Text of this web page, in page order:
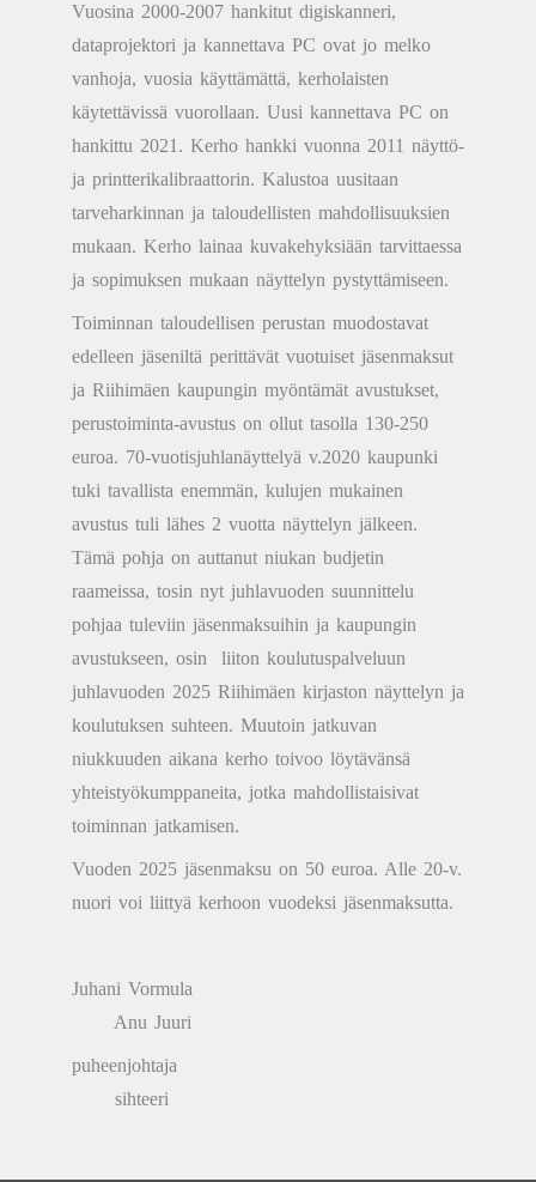
Vuosina 2000-2007 hankitut digiskanneri,
dataprojektori ja kannettava PC ovat jo melko
vanhoja, vuosia käyttämättä, kerholaisten
käytettävissä vuorollaan. Uusi kannettava PC on
hankittu 2021. Kerho hankki vuonna 2011 näyttö-
ja printterikalibraattorin. Kalustoa uusitaan
tarveharkinnan ja taloudellisten mahdollisuuksien
mukaan. Kerho lainaa kuvakehyksiään tarvittaessa
ja sopimuksen mukaan näyttelyn pystyttämiseen.
Toiminnan taloudellisen perustan muodostavat
edelleen jäseniltä perittävät vuotuiset jäsenmaksut
ja Riihimäen kaupungin myöntämät avustukset,
perustoiminta-avustus on ollut tasolla 130-250
euroa. 70-vuotisjuhlanäyttelyä v.2020 kaupunki
tuki tavallista enemmän, kulujen mukainen
avustus tuli lähes 2 vuotta näyttelyn jälkeen.
Tämä pohja on auttanut niukan budjetin
raameissa, tosin nyt juhlavuoden suunnittelu
pohjaa tuleviin jäsenmaksuihin ja kaupungin
avustukseen, osin liiton koulutuspalveluun
juhlavuoden 2025 Riihimäen kirjaston näyttelyn ja
koulutuksen suhteen. Muutoin jatkuvan
niukkuuden aikana kerho toivoo löytävänsä
yhteistyökumppaneita, jotka mahdollistaisivat
toiminnan jatkamisen.
Vuoden 2025 jäsenmaksu on 50 euroa. Alle 20-v.
nuori voi liittyä kerhoon vuodeksi jäsenmaksutta.
Juhani Vormula
Anu Juuri
puheenjohtaja
sihteeri